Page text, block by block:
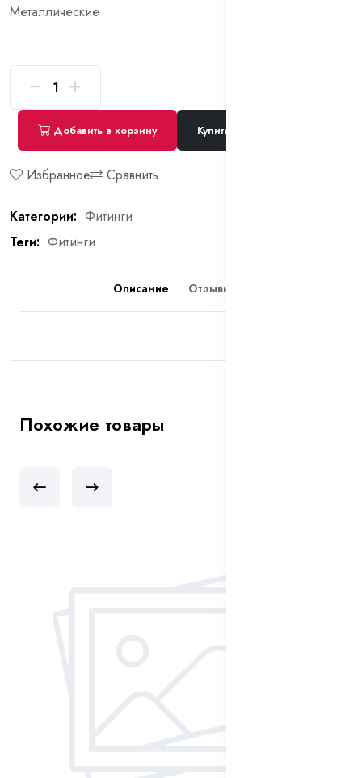
Металлические
Добавить в корзину Купить сейчас
Избранное Сравнить
Категории: Фитинги
Теги: Фитинги
Описание Отзывы (0)
Похожие товары